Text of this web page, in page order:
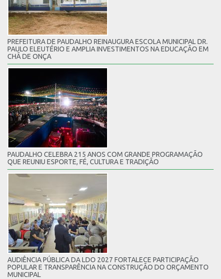
PREFEITURA DE PAUDALHO REINAUGURA ESCOLA MUNICIPAL DR.
PAULO ELEUTÉRIO E AMPLIA INVESTIMENTOS NA EDUCAÇÃO EM
CHÃ DE ONÇA
PAUDALHO CELEBRA 215 ANOS COM GRANDE PROGRAMAÇÃO
QUE REUNIU ESPORTE, FÉ, CULTURA E TRADIÇÃO
AUDIÊNCIA PÚBLICA DA LDO 2027 FORTALECE PARTICIPAÇÃO
POPULAR E TRANSPARÊNCIA NA CONSTRUÇÃO DO ORÇAMENTO
MUNICIPAL